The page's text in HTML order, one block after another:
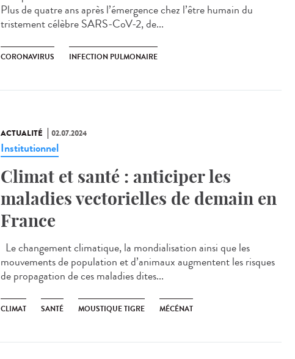
Plus de quatre ans après l’émergence chez l’être humain du
tristement célèbre SARS-CoV-2, de...
CORONAVIRUS INFECTION PULMONAIRE
ACTUALITÉ 02.07.2024
Institutionnel
Climat et santé : anticiper les
maladies vectorielles de demain en
France
Le changement climatique, la mondialisation ainsi que les
mouvements de population et d’animaux augmentent les risques
de propagation de ces maladies dites...
CLIMAT SANTÉ MOUSTIQUE TIGRE MÉCÉNAT